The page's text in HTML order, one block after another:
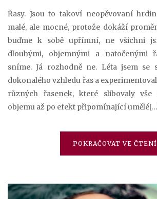
Řasy. Jsou to takoví neopěvovaní
malé, ale mocné, protože dokáží
buďme k sobě upřímní, ne všichni
dlouhými, objemnými a natočenými
sníme. Já rozhodně ne. Léta jsem se
dokonalého vzhledu řas a
různých řasenek, které slibovaly vše
objemu až po efekt připomínající
POKRAČOVAT VE ČTENÍ